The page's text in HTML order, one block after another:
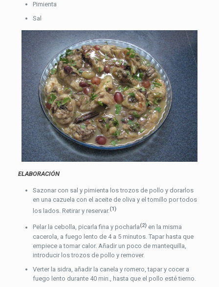
Pimienta
Sal
ELABORACIÓN
Sazonar con sal y pimienta los trozos de pollo y dorarlos
en una cazuela con el aceite de oliva y el tomillo por todos
los lados. Retirar y reservar.(1)
Pelar la cebolla, picarla fina y pocharla(2)en la misma
cacerola, a fuego lento de 4 a 5 minutos. Tapar hasta que
empiece a tomar calor. Añadir un poco de mantequilla,
introducir los trozos de pollo y remover.
Verter la sidra, añadir la canela y romero, tapar y cocer a
fuego lento durante 40 min., hasta que el pollo esté tierno.